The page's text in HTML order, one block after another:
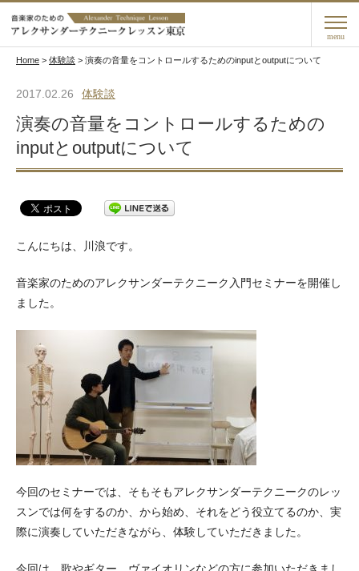
menu
Home > 体験談 > 演奏の音量をコントロールするためのinputとoutputについて
2017.02.26 体験談
演奏の音量をコントロールするための
inputとoutputについて
こんにちは、川浪です。
音楽家のためのアレクサンダーテクニーク入門セミナーを開催し
ました。
今回のセミナーでは、そもそもアレクサンダーテクニークのレッ
スンでは何をするのか、から始め、それをどう役立てるのか、実
際に演奏していただきながら、体験していただきました。